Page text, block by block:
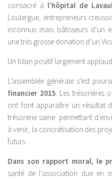
consacré à l’hôpital de
Loulergue, entrepreneurs
inconnus mais bâtisseurs d’un
une très grosse donation d’un
Un bilan positif largement
L’assemblée générale s’est
financier 2015. Les trésorières
ont font apparaître un résultat
trésorerie saine permettant
à venir, la concrétisation des
futurs.
Dans son rapport moral, le
santé de l’association due en